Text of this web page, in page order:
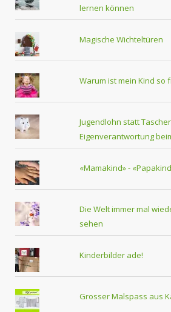
lernen können
Magische Wichteltüren
Warum ist mein Kind so
Jugendlohn statt
Eigenverantwortung
«Mamakind» -
Die Welt immer mal
sehen
Kinderbilder ade!
Grosser Malspass aus